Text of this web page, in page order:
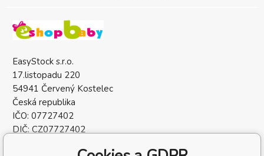
EasyStock s.r.o.
17.listopadu 220
54941 Červený Kostelec
Česká republika
IČO: 07727402
DIČ: CZ07727402